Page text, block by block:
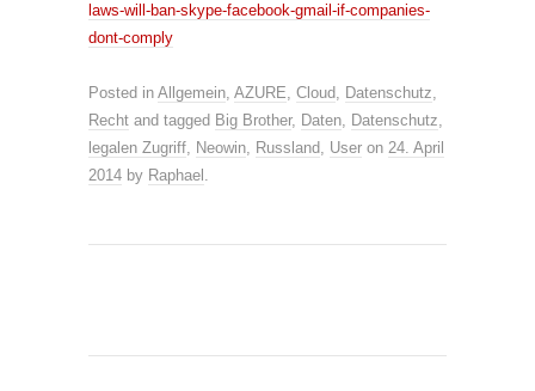
laws-will-ban-skype-facebook-gmail-if-companies-
dont-comply
Posted in Allgemein, AZURE, Cloud, Datenschutz,
Recht and tagged Big Brother, Daten, Datenschutz,
legalen Zugriff, Neowin, Russland, User on 24. April
2014 by Raphael .